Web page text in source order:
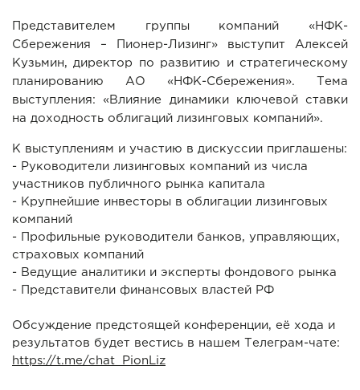
Представителем группы компаний «НФК-
Сбережения – Пионер-Лизинг» выступит Алексей
Кузьмин, директор по развитию и стратегическому
планированию АО «НФК-Сбережения». Тема
выступления: «Влияние динамики ключевой ставки
на доходность облигаций лизинговых компаний».
К выступлениям и участию в дискуссии приглашены:
- Руководители лизинговых компаний из числа
участников публичного рынка капитала
- Крупнейшие инвесторы в облигации лизинговых
компаний
- Профильные руководители банков, управляющих,
страховых компаний
- Ведущие аналитики и эксперты фондового рынка
- Представители финансовых властей РФ
Обсуждение предстоящей конференции, её хода и
результатов будет вестись в нашем Телеграм-чате:
https://t.me/chat_PionLiz